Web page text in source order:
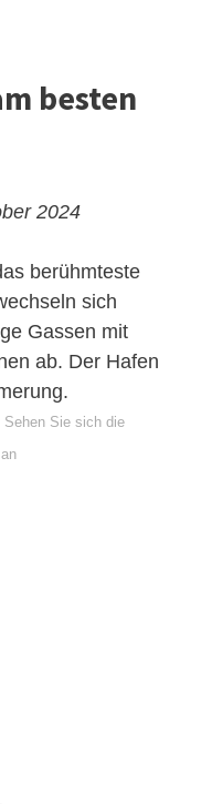
besten
2024
berühmteste
sich
Gassen mit
ab. Der Hafen
Sehen Sie sich die